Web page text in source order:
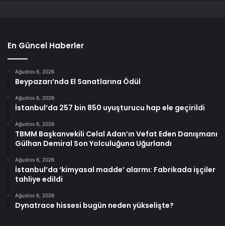
En Güncel Haberler
Ağustos 6, 2026
Beypazarı’nda El Sanatlarına Ödül
Ağustos 6, 2026
İstanbul’da 257 bin 850 uyuşturucu hap ele geçirildi
Ağustos 6, 2026
TBMM Başkanvekili Celal Adan’ın Vefat Eden Danışmanı
Gülhan Demiral Son Yolculuğuna Uğurlandı
Ağustos 6, 2026
İstanbul’da ‘kimyasal madde’ alarmı: Fabrikada işçiler
tahliye edildi
Ağustos 6, 2026
Dynatrace hissesi bugün neden yükselişte?